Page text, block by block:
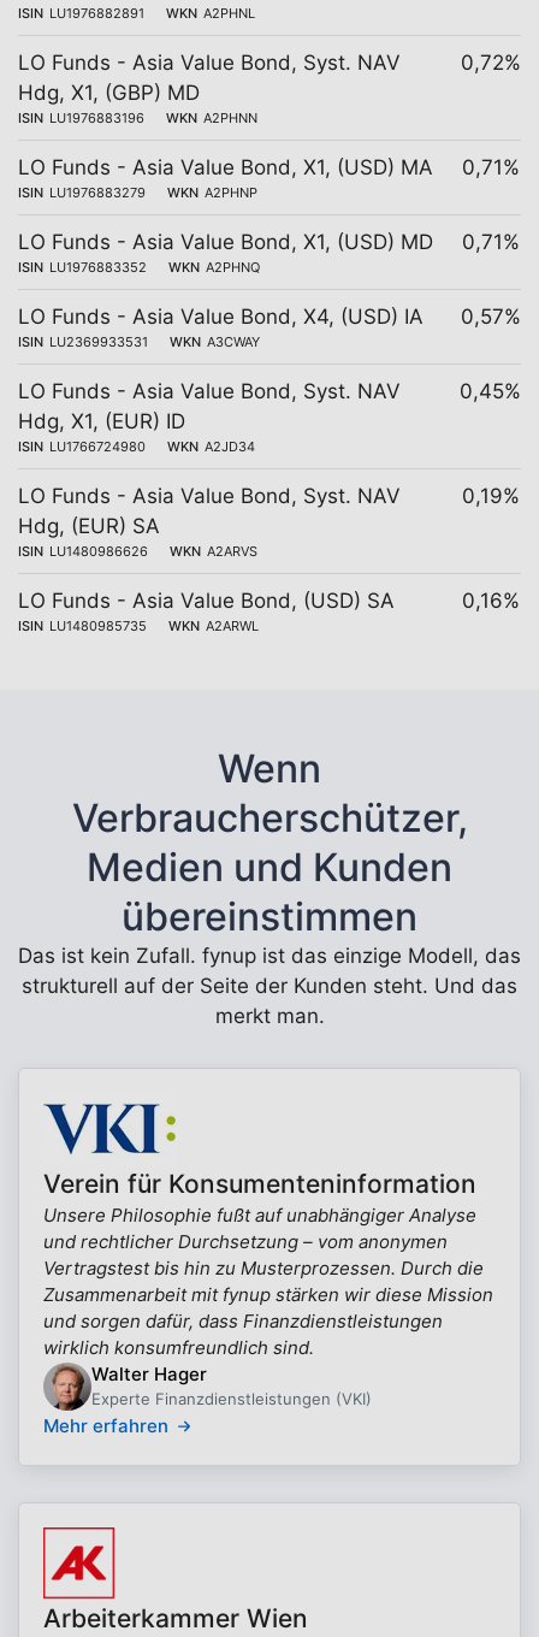
ISIN LU1976882891 WKN A2PHNL
LO Funds - Asia Value Bond, Syst. NAV
Hdg, X1, (GBP) MD
ISIN LU1976883196 WKN A2PHNN
0,72%
LO Funds - Asia Value Bond, X1, (USD) MA
ISIN LU1976883279 WKN A2PHNP
0,71%
LO Funds - Asia Value Bond, X1, (USD) MD
ISIN LU1976883352 WKN A2PHNQ
0,71%
LO Funds - Asia Value Bond, X4, (USD) IA
ISIN LU2369933531 WKN A3CWAY
0,57%
LO Funds - Asia Value Bond, Syst. NAV
Hdg, X1, (EUR) ID
ISIN LU1766724980 WKN A2JD34
0,45%
LO Funds - Asia Value Bond, Syst. NAV
Hdg, (EUR) SA
ISIN LU1480986626 WKN A2ARVS
0,19%
LO Funds - Asia Value Bond, (USD) SA
ISIN LU1480985735 WKN A2ARWL
0,16%
Wenn
Verbraucherschützer,
Medien und Kunden
übereinstimmen
Das ist kein Zufall. fynup ist das einzige Modell, das
strukturell auf der Seite der Kunden steht. Und das
merkt man.
Verein für Konsumenteninformation
Unsere Philosophie fußt auf unabhängiger Analyse
und rechtlicher Durchsetzung – vom anonymen
Vertragstest bis hin zu Musterprozessen. Durch die
Zusammenarbeit mit fynup stärken wir diese Mission
und sorgen dafür, dass Finanzdienstleistungen
wirklich konsumfreundlich sind.
Walter Hager
Experte Finanzdienstleistungen (VKI)
Mehr erfahren
Arbeiterkammer Wien